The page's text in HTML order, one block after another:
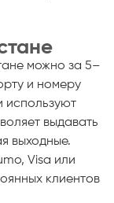
можно за 5–
и номеру
выдавать
выходные.
Visa или
клиентов